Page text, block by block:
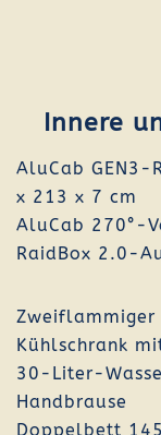
Innere
AluCab GEN3-
x 213 x 7 cm
AluCab 270°-
RaidBox 2.0-
Zweiflammiger
Kühlschrank
30-Liter-
Handbrause
Doppelbett